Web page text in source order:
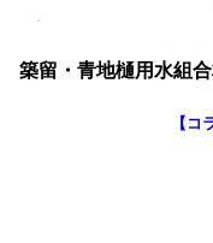
築留・青地樋用水組
【